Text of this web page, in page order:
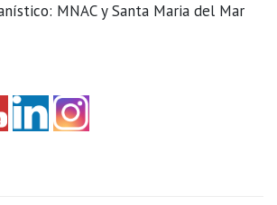
MNAC y Santa Maria del Mar